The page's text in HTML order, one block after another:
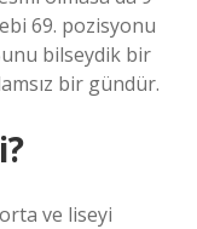
69. pozisyonu
bilseydik bir
bir gündür.
orta ve liseyi